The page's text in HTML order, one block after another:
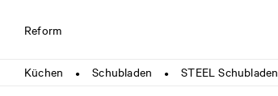
Reform
Küchen ● Schubladen ● STEEL Schubladen